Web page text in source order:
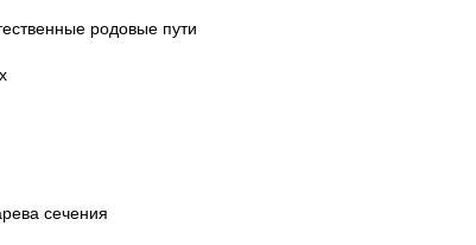
родовые пути
сечения